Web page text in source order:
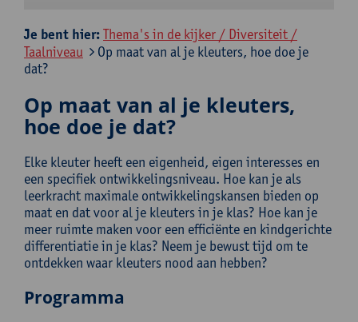
Je bent hier:Thema's in de kijker / Diversiteit /
Taalniveau
Op maat van al je kleuters, hoe doe je
dat?
Op maat van al je kleuters,
hoe doe je dat?
Elke kleuter heeft een eigenheid, eigen interesses en
een specifiek ontwikkelingsniveau. Hoe kan je als
leerkracht maximale ontwikkelingskansen bieden op
maat en dat voor al je kleuters in je klas? Hoe kan je
meer ruimte maken voor een efficiënte en kindgerichte
differentiatie in je klas? Neem je bewust tijd om te
ontdekken waar kleuters nood aan hebben?
Programma